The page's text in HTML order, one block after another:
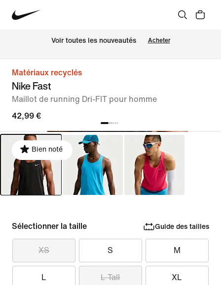
Voir toutes les nouveautés Acheter
Matériaux recyclés
Nike Fast
Maillot de running Dri-FIT pour homme
42,99 €
Bien noté
Sélectionner la taille Guide des tailles
XS S M
L L Tall XL